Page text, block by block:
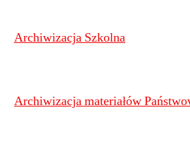
Archiwizacja Szkolna
Archiwizacja materiałów